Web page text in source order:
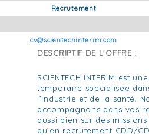
Recrutement
cv@scientechinterim.com
DESCRIPTIF DE L'OFFRE :
SCIENTECH INTERIM est
temporaire spécialisée
l’industrie et de la santé.
accompagnons dans vos
aussi bien sur des
qu’en recrutement CDD/